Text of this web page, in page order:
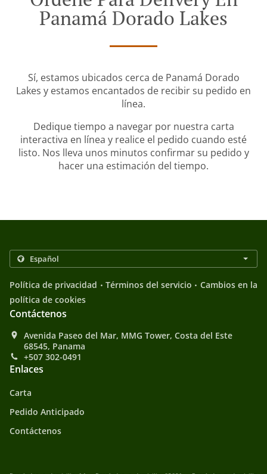
Panamá Dorado Lakes
Sí, estamos ubicados cerca de Panamá Dorado
Lakes y estamos encantados de recibir su pedido en
línea.
Dedique tiempo a navegar por nuestra carta
interactiva en línea y realice el pedido cuando esté
listo. Nos lleva unos minutos confirmar su pedido y
hacer una estimación del tiempo.
Política de privacidad . Términos del servicio . Cambios en la
política de cookies
Contáctenos
Avenida Paseo del Mar, MMG Tower, Costa del Este
68545, Panama
+507 302-0491
Enlaces
Carta
Pedido Anticipado
Contáctenos